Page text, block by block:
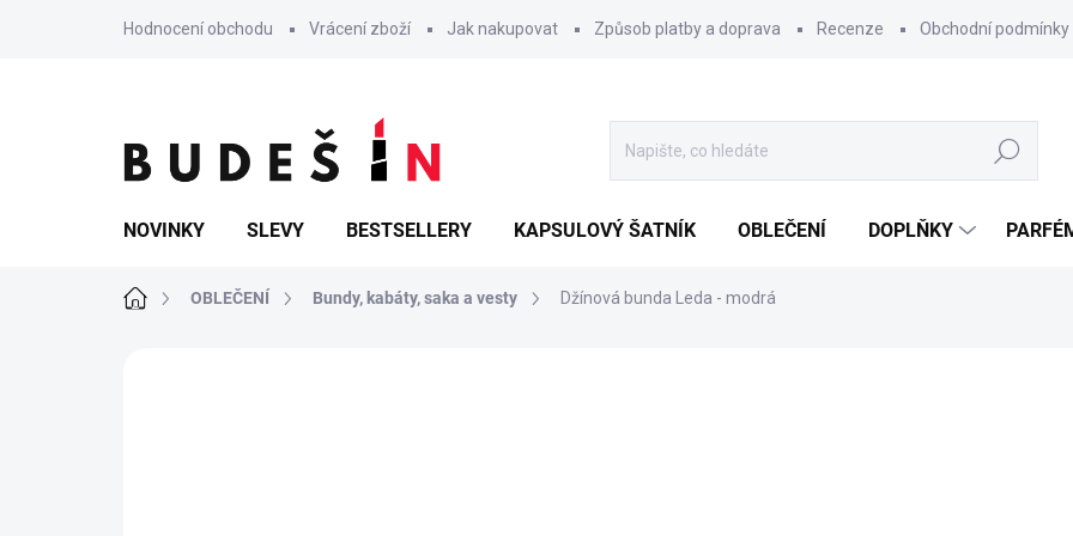
Hodnocení obchodu Vrácení zboží Jak nakupovat Způsob platby a doprava Recenze Obchodní podmínky
Hledat
NOVINKY SLEVY BESTSELLERY KAPSULOVÝ ŠATNÍK OBLEČENÍ DOPLŇKY
Domů OBLEČENÍ Bundy, kabáty, saka a vesty Džínová bunda Leda - modrá